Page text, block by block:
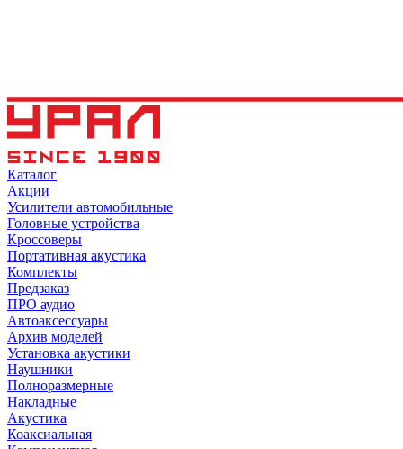
Каталог
Акции
Усилители автомобильные
Головные устройства
Кроссоверы
Портативная акустика
Комплекты
Предзаказ
ПРО аудио
Автоаксессуары
Архив моделей
Установка акустики
Наушники
Полноразмерные
Накладные
Акустика
Коаксиальная